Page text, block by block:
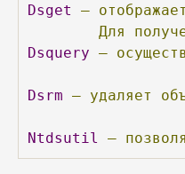
Dsget – отображает
Для
Dsquery –
Dsrm – удаляет
Ntdsutil –